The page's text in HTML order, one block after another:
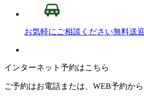
お気軽にご相談ください無料送
インターネット予約はこちら
ご予約はお電話または、WEB予約か